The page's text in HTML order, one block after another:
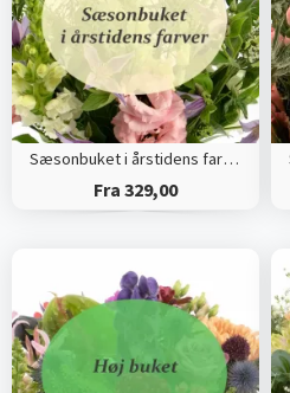
Sæsonbuket i årstidens farver (Høj)
Fra 329,00